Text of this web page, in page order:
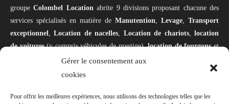
Gérer le consentement aux
cookies
Pour offrir les meilleures expériences, nous utilisons des technologies telles que les
groupeColombel Locationabrite 9 divisions proposant chacune des
services spécialisés en matière de Manutention, Levage, Transport
exceptionnel,Location de nacelles, Location de chariots,location
de voitures(y compris véhicules de prestige),location de fourgonset
Stockage logistique,Négoce(achat et vente de matériel)
Pépinière d’entreprises
. Notre domaine d’intervention couvre
machines spéciales commeles presses à injection, lespresses